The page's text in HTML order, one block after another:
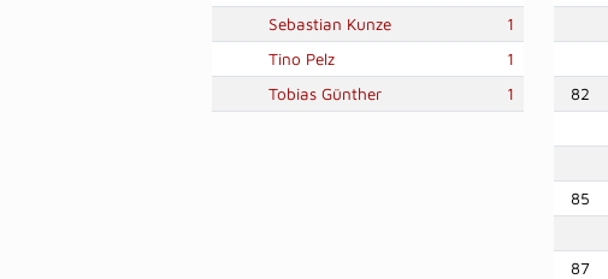
Sebastian Kunze
1
Tino Pelz
1
Tobias Günther
1
82
85
87